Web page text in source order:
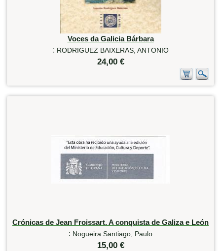
Voces da Galicia Bárbara
: RODRIGUEZ BAIXERAS, ANTONIO
24,00 €
Crónicas de Jean Froissart. A conquista de Galiza e León
: Nogueira Santiago, Paulo
15,00 €